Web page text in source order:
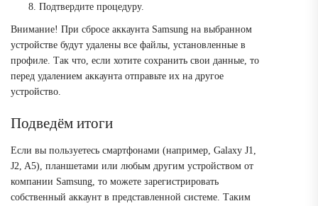
Подтвердите процедуру.
Внимание! При сбросе аккаунта Samsung на выбранном
устройстве будут удалены все файлы, установленные в
профиле. Так что, если хотите сохранить свои данные, то
перед удалением аккаунта отправьте их на другое
устройство.
Подведём итоги
Если вы пользуетесь смартфонами (например, Galaxy J1,
J2, A5), планшетами или любым другим устройством от
компании Samsung, то можете зарегистрировать
собственный аккаунт в представленной системе. Таким